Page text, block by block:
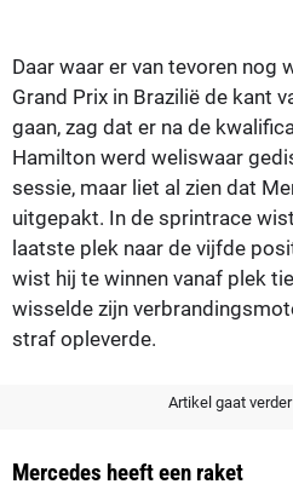
Daar waar er van tevoren nog
Grand Prix in Brazilië de kant
gaan, zag dat er na de
Hamilton werd weliswaar
sessie, maar liet al zien dat
uitgepakt. In de sprintrace
laatste plek naar de vijfde
wist hij te winnen vanaf plek
wisselde zijn
straf opleverde.
Artikel gaat
Mercedes heeft een raket